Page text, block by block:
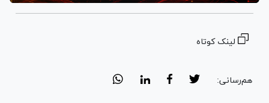
لینک کوتاه
هم‌رسانی: